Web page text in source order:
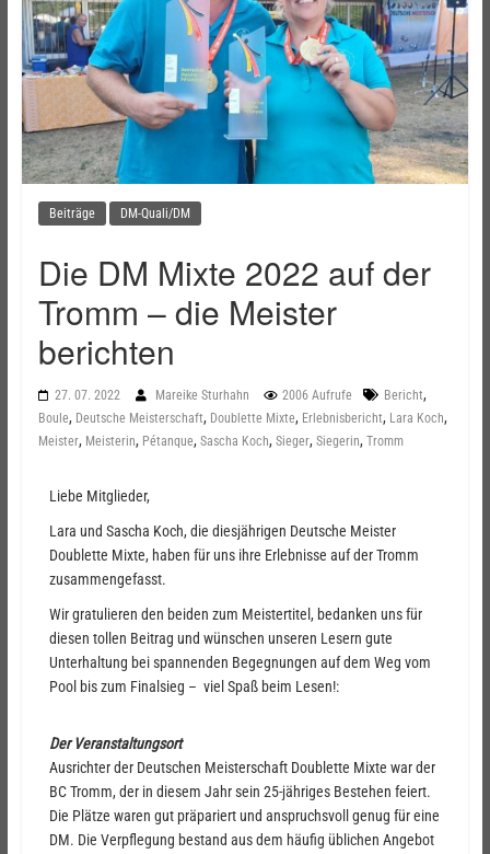
Beiträge DM-Quali/DM
Die DM Mixte 2022 auf der
Tromm – die Meister
berichten
27. 07. 2022 Mareike Sturhahn 2006 Aufrufe Bericht,
Boule, Deutsche Meisterschaft, Doublette Mixte, Erlebnisbericht, Lara Koch,
Meister, Meisterin, Pétanque, Sascha Koch, Sieger, Siegerin, Tromm
Liebe Mitglieder,
Lara und Sascha Koch, die diesjährigen Deutsche Meister
Doublette Mixte, haben für uns ihre Erlebnisse auf der Tromm
zusammengefasst.
Wir gratulieren den beiden zum Meistertitel, bedanken uns für
diesen tollen Beitrag und wünschen unseren Lesern gute
Unterhaltung bei spannenden Begegnungen auf dem Weg vom
Pool bis zum Finalsieg – viel Spaß beim Lesen!:
Der Veranstaltungsort
Ausrichter der Deutschen Meisterschaft Doublette Mixte war der
BC Tromm, der in diesem Jahr sein 25-jähriges Bestehen feiert.
Die Plätze waren gut präpariert und anspruchsvoll genug für eine
DM. Die Verpflegung bestand aus dem häufig üblichen Angebot